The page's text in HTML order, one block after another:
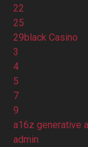
22
25
29black Casino
3
4
5
7
9
a16z generative
admin